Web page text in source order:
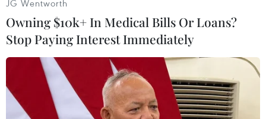
viên còn lại giành số phiếu lần lượt là Chủ tịch
Ủy banTrung ương Đảng Cộng sản Ghennady
Ziuganov với17,18% số phiếu ủng hộ, tỷ phú
Mikhail Prokhorov -7,98%, Chủ tịch Đảng Tự do-
Dân chủ VladimirGirinovsky - 6,22% và thủ lĩnh
Đảng Nước Nga Công bằng Sergey Mironov -
JG Wentworth
Owning $10k+ In Medical Bills Or Loans?
Stop Paying Interest Immediately